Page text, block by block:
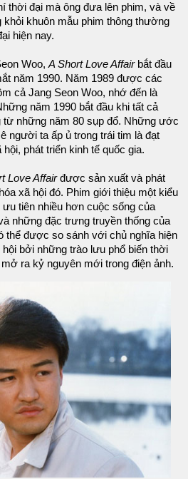
thời đại mà ông đưa lên phim, và về
khuôn mẫu phim thông thường
hiện nay.
Woo, A Short Love Affairbắt đầu
năm 1990. Năm 1989 được các
cả Jang Seon Woo, nhớ đến là
năm 1990 bắt đầu khi tất cả
những năm 80 sụp đổ. Những ước
người ta ấp ủ trong trái tim là đạt
phát triển kinh tế quốc gia.
Love Affairđược sản xuất và phát
xã hội đó. Phim giới thiệu một kiểu
tiên nhiều hơn cuộc sống của
những đặc trưng truyền thống của
thể được so sánh với chủ nghĩa hiện
bởi những trào lưu phổ biến thời
ra kỷ nguyên mới trong điện ảnh.